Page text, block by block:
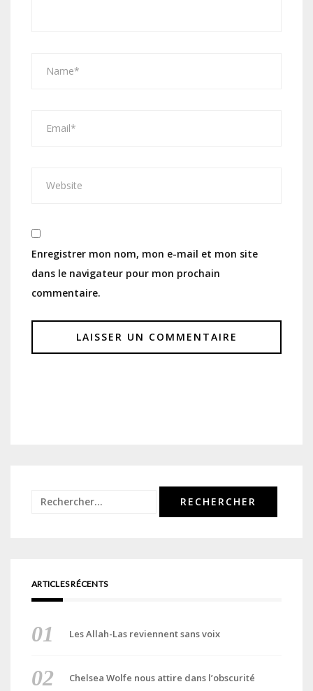
Enregistrer mon nom, mon e-mail et mon site
dans le navigateur pour mon prochain
commentaire.
Rechercher :
ARTICLES RÉCENTS
Les Allah-Las reviennent sans voix
Chelsea Wolfe nous attire dans l’obscurité